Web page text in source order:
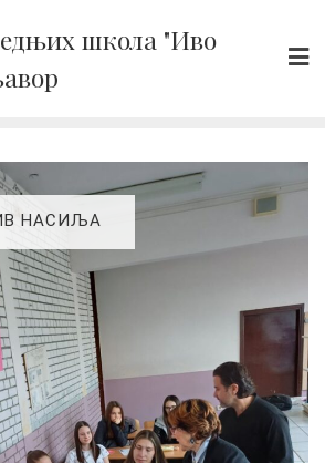
школа "Иво
НАСИЉА